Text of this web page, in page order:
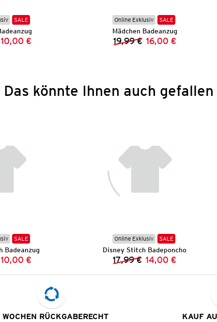
SALE
Preis:
Preis:
10,00 €
Online Exklusiv SALE
Mädchen Badeanzug
Vorheriger Preis:
19,99 € Neuer Preis:
16,00 €
Das könnte Ihnen auch gefallen
SALE
Badeanzug
Preis:
Preis:
10,00 €
Online Exklusiv SALE
Disney Stitch Badeponcho
Vorheriger Preis:
17,99 € Neuer Preis:
14,00 €
RÜCKGABERECHT KAUF